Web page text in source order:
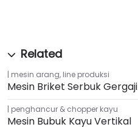
mesin arang, line produksi
Mesin Briket Serbuk Gergaji
penghancur & chopper kayu
Mesin Bubuk Kayu Vertikal